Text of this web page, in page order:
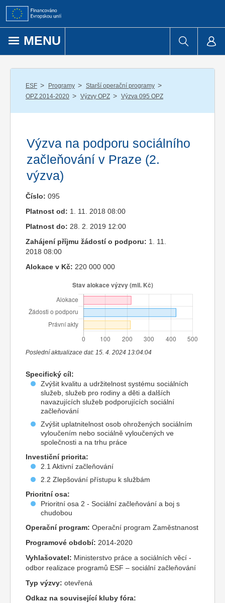
Přejít k obsahu
MENU
ESF / Programy / Starší operační programy /
OPZ 2014-2020 / Výzvy OPZ / Výzva 095 OPZ
Výzva na podporu sociálního
začleňování v Praze (2.
výzva)
Číslo: 095
Platnost od: 1. 11. 2018 08:00
Platnost do: 28. 2. 2019 12:00
Zahájení příjmu žádostí o podporu: 1. 11.
2018 08:00
Alokace v Kč: 220 000 000
Poslední aktualizace dat: 15. 4. 2024 13:04:04
Specifický cíl:
Zvýšit kvalitu a udržitelnost systému sociálních
služeb, služeb pro rodiny a děti a dalších
navazujících služeb podporujících sociální
začleňování
Zvýšit uplatnitelnost osob ohrožených sociálním
vyloučením nebo sociálně vyloučených ve
společnosti a na trhu práce
Investiční priorita:
2.1 Aktivní začleňování
2.2 Zlepšování přístupu k službám
Prioritní osa:
Prioritní osa 2 - Sociální začleňování a boj s
chudobou
Operační program: Operační program Zaměstnanost
Programové období: 2014-2020
Vyhlašovatel: Ministerstvo práce a sociálních věcí -
odbor realizace programů ESF – sociální začleňování
Typ výzvy: otevřená
Odkaz na související kluby fóra: